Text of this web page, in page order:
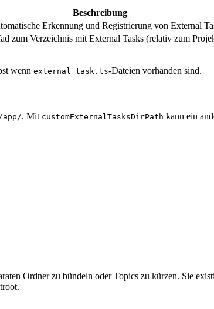
Beschreibung
Erkennung und Registrierung von External
zum Verzeichnis mit External Tasks (relativ zum
wenn external_task.ts-Dateien vorhanden sind.
. Mit customExternalTasksDirPath kann ein
Ordner zu bündeln oder Topics zu kürzen. Sie